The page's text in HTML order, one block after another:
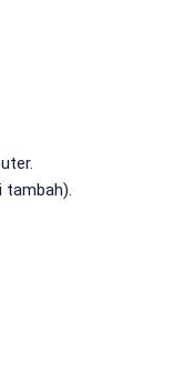
tambah).